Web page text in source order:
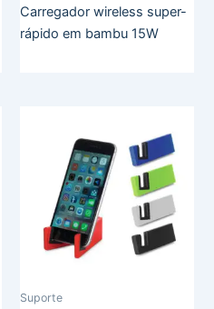
Carregador wireless super-
rápido em bambu 15W
Suporte